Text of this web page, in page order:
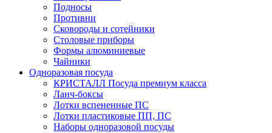
Подносы
Противни
Сковороды и сотейники
Столовые приборы
Формы алюминиевые
Чайники
Одноразовая посуда
КРИСТАЛЛ Посуда премиум класса
Ланч-боксы
Лотки вспененные ПС
Лотки пластиковые ПП, ПС
Наборы одноразовой посуды